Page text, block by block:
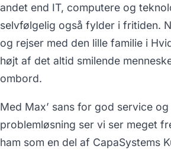
andet end IT, computere og
selvfølgelig også fylder i fritiden.
og rejser med den lille familie i
højt af det altid smilende
ombord.
Med Max’ sans for god service og
problemløsning ser vi ser meget
ham som en del af CapaSystems